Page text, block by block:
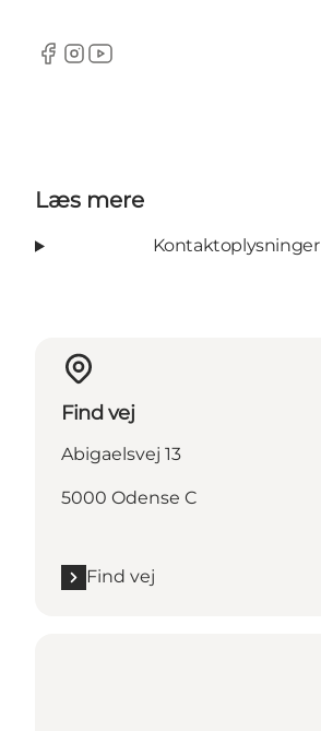
Facebook
Instagram
YouTube
Læs mere
Kontaktoplysninger
Find vej
Abigaelsvej 13
5000 Odense C
Find vej